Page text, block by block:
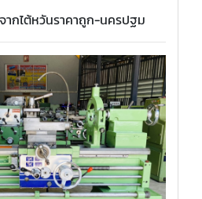
ากไต้หวันราคาถูก-นครปฐม